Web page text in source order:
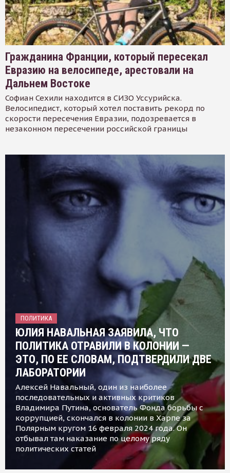
Гражданина Франции, который пересекал
Евразию на велосипеде, арестовали на
Дальнем Востоке
Софиан Сехили находится в СИЗО Уссурийска.
Велосипедист, который хотел поставить рекорд по
скорости пересечения Евразии, подозревается в
незаконном пересечении российской границы
ПОЛИТИКА
ЮЛИЯ НАВАЛЬНАЯ ЗАЯВИЛА, ЧТО
ПОЛИТИКА ОТРАВИЛИ В КОЛОНИИ —
ЭТО, ПО ЕЕ СЛОВАМ, ПОДТВЕРДИЛИ ДВЕ
ЛАБОРАТОРИИ
Алексей Навальный, один из наиболее
последовательных и активных критиков
Владимира Путина, основатель Фонда борьбы с
коррупцией, скончался в колонии в Харпе за
Полярным кругом 16 февраля 2024 года. Он
отбывал там наказание по целому ряду
политических статей